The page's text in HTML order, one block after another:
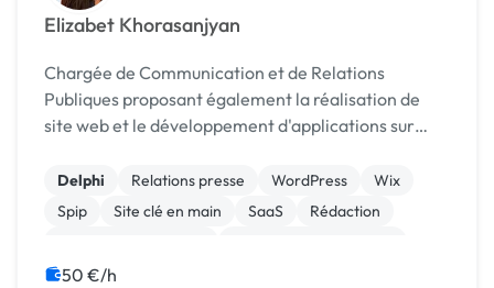
Elizabet Khorasanjyan
Chargée de Communication et de Relations
Publiques proposant également la réalisation de
site web et le développement d'applications sur
Delphi Relations presse WordPress
Wix
Spip
Site clé en main SaaS
Rédaction
50 €/h